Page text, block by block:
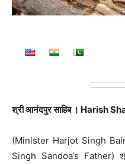
श्री आनंदपुर साहिब । Harish
(Minister Harjot Singh
Singh Sandoa’s Father)